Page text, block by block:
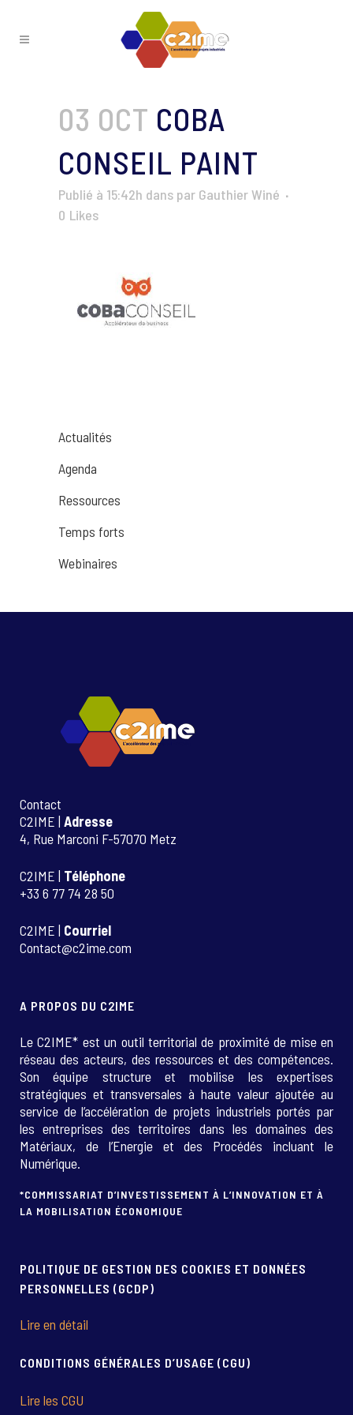
03 OCT COBA
CONSEIL PAINT
Publié à 15:42h dans par Gauthier Winé
0 Likes
Actualités
Agenda
Ressources
Temps forts
Webinaires
Contact
C2IME | Adresse
4, Rue Marconi F-57070 Metz
C2IME | Téléphone
+33 6 77 74 28 50
C2IME | Courriel
Contact@c2ime.com
A PROPOS DU C2IME
Le C2IME* est un outil territorial de proximité de mise en
réseau des acteurs, des ressources et des compétences.
Son équipe structure et mobilise les expertises
stratégiques et transversales à haute valeur ajoutée au
service de l’accélération de projets industriels portés par
les entreprises des territoires dans les domaines des
Matériaux, de l’Energie et des Procédés incluant le
Numérique.
*COMMISSARIAT D’INVESTISSEMENT À L’INNOVATION ET À
LA MOBILISATION ÉCONOMIQUE
POLITIQUE DE GESTION DES COOKIES ET DONNÉES
PERSONNELLES (GCDP)
Lire en détail
CONDITIONS GÉNÉRALES D’USAGE (CGU)
Lire les CGU